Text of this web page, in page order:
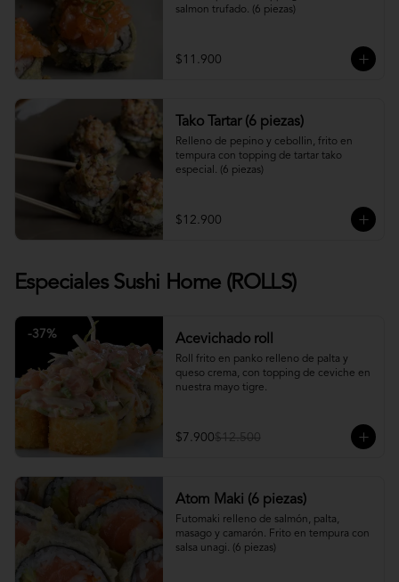
salmon trufado. (6 piezas)
$11.900
Tako Tartar (6 piezas)
Relleno de pepino y cebollin, frito en
tempura con topping de tartar tako
especial. (6 piezas)
$12.900
Especiales Sushi Home (ROLLS)
-37% Acevichado roll
Roll frito en panko relleno de palta y
queso crema, con topping de ceviche en
nuestra mayo tigre.
$7.900$12.500
Atom Maki (6 piezas)
Futomaki relleno de salmón, palta,
masago y camarón. Frito en tempura con
salsa unagi. (6 piezas)